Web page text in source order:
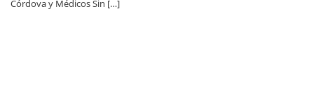
Córdova y Médicos Sin […]